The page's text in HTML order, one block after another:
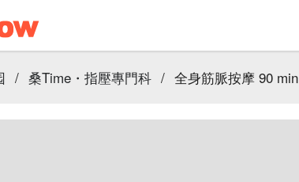
/ 桑Time・指壓專門科 / 全身筋脈按摩 90 min